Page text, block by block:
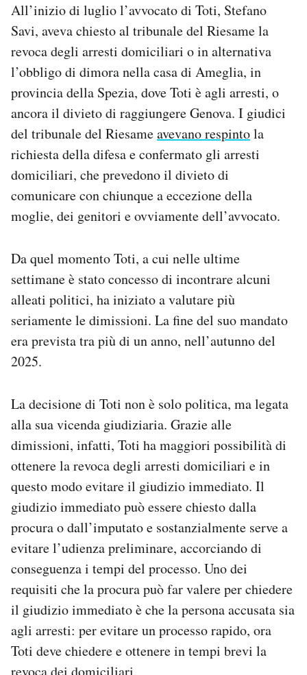
All’inizio di luglio l’avvocato di Toti, Stefano
Savi, aveva chiesto al tribunale del Riesame la
revoca degli arresti domiciliari o in alternativa
l’obbligo di dimora nella casa di Ameglia, in
provincia della Spezia, dove Toti è agli arresti, o
ancora il divieto di raggiungere Genova. I giudici
del tribunale del Riesameavevano respintola
richiesta della difesa e confermato gli arresti
domiciliari, che prevedono il divieto di
comunicare con chiunque a eccezione della
moglie, dei genitori e ovviamente dell’avvocato.
Da quel momento Toti, a cui nelle ultime
settimane è stato concesso di incontrare alcuni
alleati politici, ha iniziato a valutare più
seriamente le dimissioni. La fine del suo mandato
era prevista tra più di un anno, nell’autunno del
2025.
La decisione di Toti non è solo politica, ma legata
alla sua vicenda giudiziaria. Grazie alle
dimissioni, infatti, Toti ha maggiori possibilità di
ottenere la revoca degli arresti domiciliari e in
questo modo evitare il giudizio immediato. Il
giudizio immediato può essere chiesto dalla
procura o dall’imputato e sostanzialmente serve a
evitare l’udienza preliminare, accorciando di
conseguenza i tempi del processo. Uno dei
requisiti che la procura può far valere per chiedere
il giudizio immediato è che la persona accusata sia
agli arresti: per evitare un processo rapido, ora
Toti deve chiedere e ottenere in tempi brevi la